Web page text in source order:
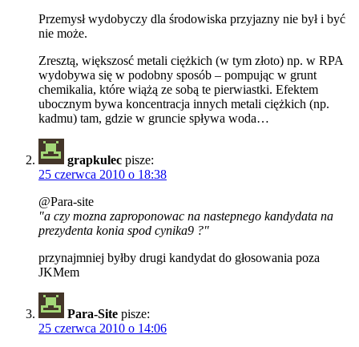
Przemysł wydobyczy dla środowiska przyjazny nie był i być
nie może.
Zresztą, większosć metali ciężkich (w tym złoto) np. w RPA
wydobywa się w podobny sposób – pompując w grunt
chemikalia, które wiążą ze sobą te pierwiastki. Efektem
ubocznym bywa koncentracja innych metali ciężkich (np.
kadmu) tam, gdzie w gruncie spływa woda…
grapkulec pisze:
25 czerwca 2010 o 18:38
@Para-site
"a czy mozna zaproponowac na nastepnego kandydata na
prezydenta konia spod cynika9 ?"
przynajmniej byłby drugi kandydat do głosowania poza
JKMem
Para-Site pisze:
25 czerwca 2010 o 14:06